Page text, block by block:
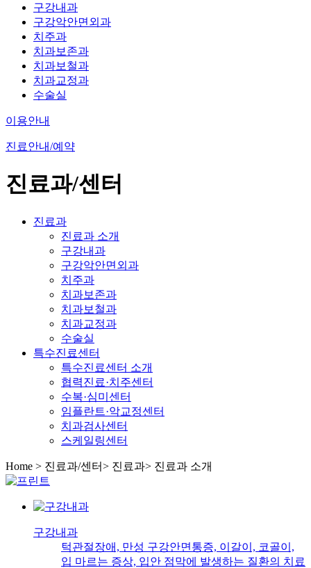
구강내과
구강악안면외과
치주과
치과보존과
치과보철과
치과교정과
수술실
이용안내
진료안내/예약
진료과/센터
진료과
진료과 소개
구강내과
구강악안면외과
치주과
치과보존과
치과보철과
치과교정과
수술실
특수진료센터
특수진료센터 소개
협력진료·치주센터
수복·심미센터
임플란트·악교정센터
치과검사센터
스케일링센터
Home > 진료과/센터> 진료과> 진료과 소개
구강내과
턱관절장애, 만성 구강안면통증, 이갈이, 코골이,
입 마르는 증상, 입안 점막에 발생하는 질환의 치료